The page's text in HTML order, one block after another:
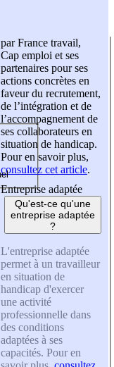
par France travail,
Cap emploi et ses
partenaires pour ses
actions concrètes en
faveur du recrutement,
de l’intégration et de
l’accompagnement de
ses collaborateurs en
situation de handicap.
Pour en savoir plus,
consultez cet article.
Entreprise adaptée
Qu'est-ce qu'une
entreprise adaptée
?
L'entreprise adaptée
permet à un travailleur
en situation de
handicap d'exercer
une activité
professionnelle dans
des conditions
adaptées à ses
capacités. Pour en